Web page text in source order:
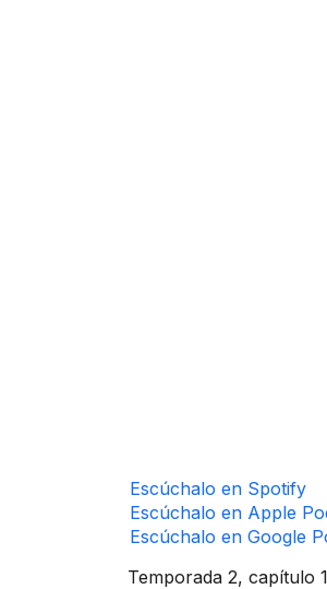
​​​​Escúch​alo en Sp​o​​tify​
Escúchalo en Apple
Escúchalo en Google
​​Temporada 2, c​apítulo 1